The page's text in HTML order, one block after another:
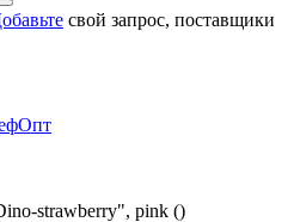
свой запрос, поставщики
strawberry", pink ()